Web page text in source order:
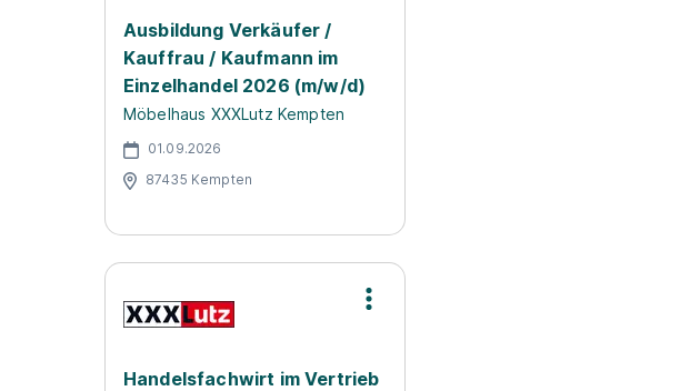
Ausbildung Verkäufer /
Kauffrau / Kaufmann im
Einzelhandel 2026 (m/w/d)
Möbelhaus XXXLutz Kempten
01.09.2026
87435 Kempten
Handelsfachwirt im Vertrieb